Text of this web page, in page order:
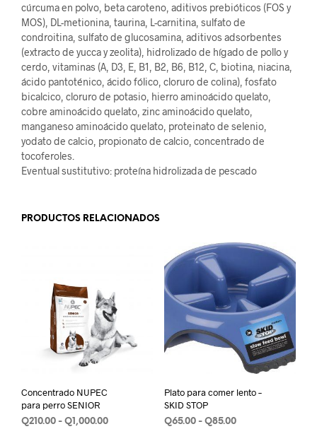
cúrcuma en polvo, beta caroteno, aditivos prebióticos (FOS y
MOS), DL-metionina, taurina, L-carnitina, sulfato de
condroitina, sulfato de glucosamina, aditivos adsorbentes
(extracto de yucca y zeolita), hidrolizado de hígado de pollo y
cerdo, vitaminas (A, D3, E, B1, B2, B6, B12, C, biotina, niacina,
ácido pantoténico, ácido fólico, cloruro de colina), fosfato
bicalcico, cloruro de potasio, hierro aminoácido quelato,
cobre aminoácido quelato, zinc aminoácido quelato,
manganeso aminoácido quelato, proteinato de selenio,
yodato de calcio, propionato de calcio, concentrado de
tocoferoles.
Eventual sustitutivo: proteína hidrolizada de pescado
PRODUCTOS RELACIONADOS
Concentrado NUPEC
para perro SENIOR
Q210.00 - Q 1,000.00Rango
Plato para comer lento –
SKID STOP
Q65.00 - Q85.00Rango